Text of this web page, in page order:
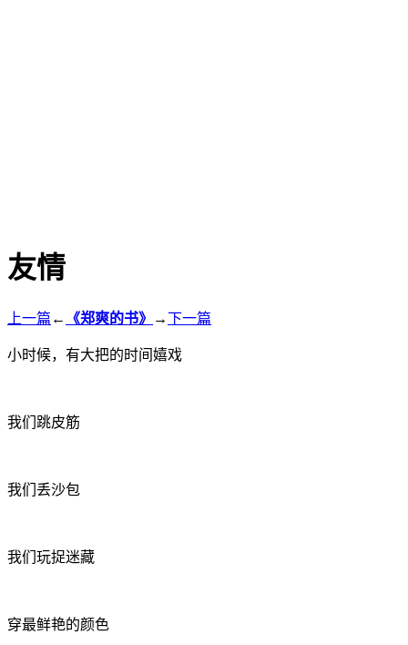
友情
上一篇 ← 《郑爽的书》 →下一篇
小时候，有大把的时间嬉戏
我们跳皮筋
我们丢沙包
我们玩捉迷藏
穿最鲜艳的颜色